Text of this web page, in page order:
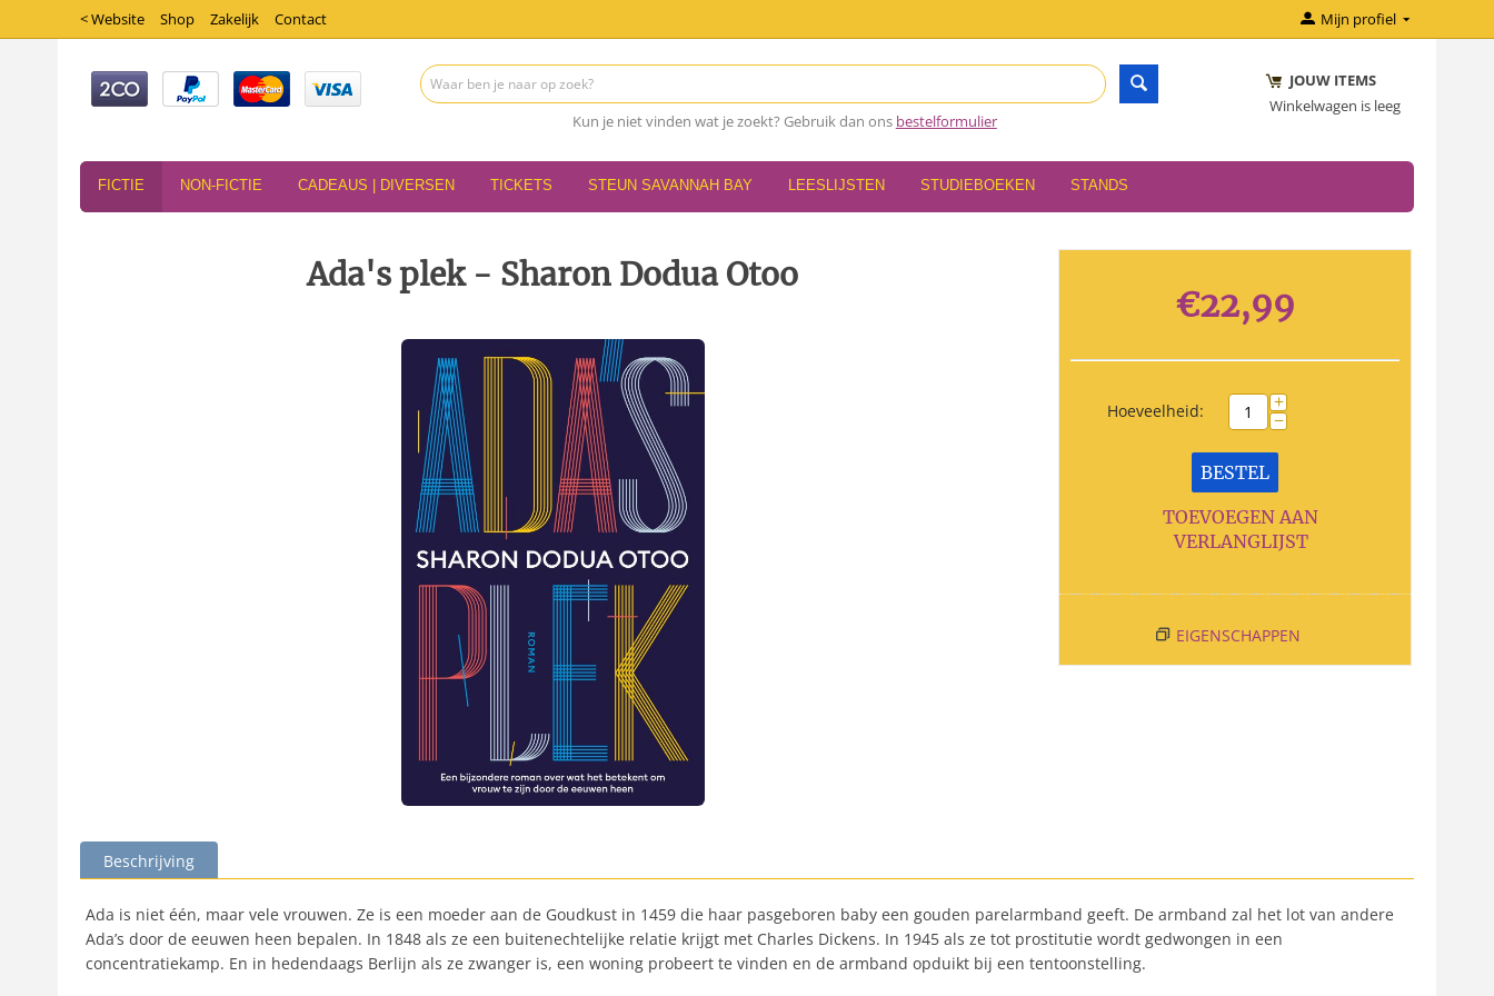
< Website Shop Zakelijk Contact Mijn profiel
Kun je niet vinden wat je zoekt? Gebruik dan ons bestelformulier
JOUW ITEMS
Winkelwagen is leeg
FICTIE NON-FICTIE CADEAUS | DIVERSEN TICKETS STEUN SAVANNAH BAY LEESLIJSTEN STUDIEBOEKEN STANDS
Ada's plek - Sharon Dodua Otoo
€22,99
Hoeveelheid: +
−
BESTEL
TOEVOEGEN AAN
VERLANGLIJST
EIGENSCHAPPEN
Beschrijving
Ada is niet één, maar vele vrouwen. Ze is een moeder aan de Goudkust in 1459 die haar pasgeboren baby een gouden parelarmband geeft. De armband zal het lot van andere
Ada’s door de eeuwen heen bepalen. In 1848 als ze een buitenechtelijke relatie krijgt met Charles Dickens. In 1945 als ze tot prostitutie wordt gedwongen in een
concentratiekamp. En in hedendaags Berlijn als ze zwanger is, een woning probeert te vinden en de armband opduikt bij een tentoonstelling.